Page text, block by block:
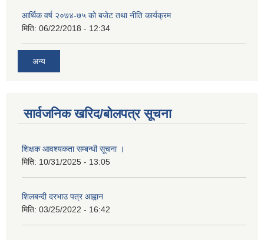
आर्थिक वर्ष २०७४-७५ को बजेट तथा नीति कार्यक्रम
मिति: 06/22/2018 - 12:34
अन्य
सार्वजनिक खरिद/बोलपत्र सूचना
शिक्षक आवश्यकता सम्बन्धी सूचना ।
मिति: 10/31/2025 - 13:05
शिलबन्दी दरभाउ पत्र आह्वान
मिति: 03/25/2022 - 16:42